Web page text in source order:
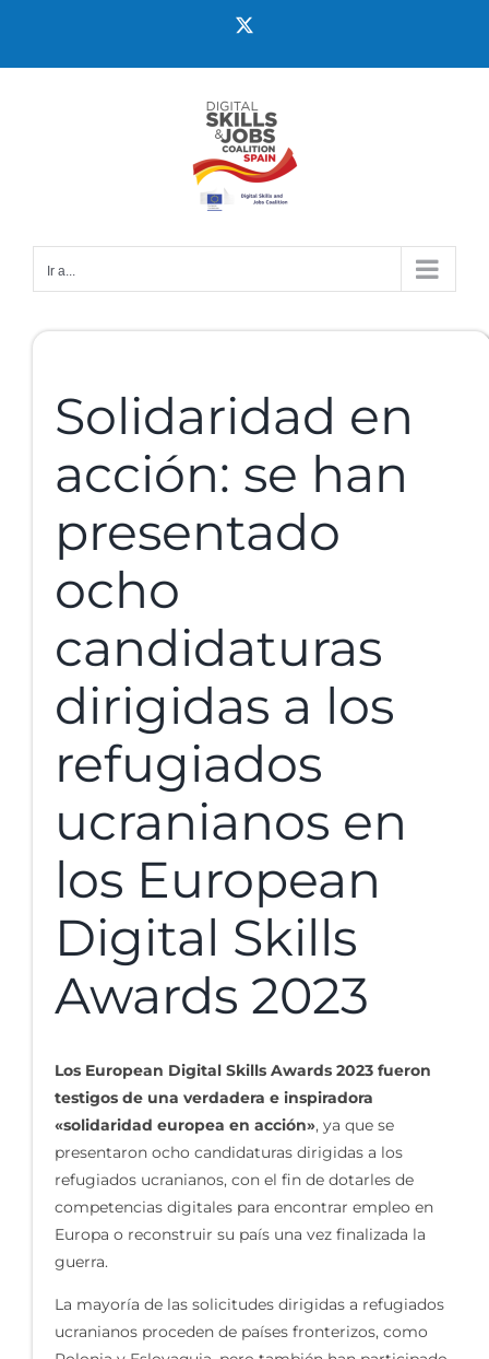
Ir a...
Solidaridad en
acción: se han
presentado
ocho
candidaturas
dirigidas a los
refugiados
ucranianos en
los European
Digital Skills
Awards 2023
Los European Digital Skills Awards 2023 fueron
testigos de una verdadera e inspiradora
«solidaridad europea en acción», ya que se
presentaron ocho candidaturas dirigidas a los
refugiados ucranianos, con el fin de dotarles de
competencias digitales para encontrar empleo en
Europa o reconstruir su país una vez finalizada la
guerra.
La mayoría de las solicitudes dirigidas a refugiados
ucranianos proceden de países fronterizos, como